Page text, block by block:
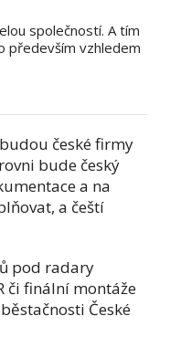
společností. A tím
především vzhledem
české firmy
bude český
a na
a čeští
pod radary
či finální montáže
České